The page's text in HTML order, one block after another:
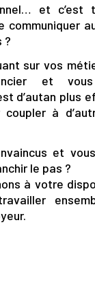
et c’est
communiquer
?
sur vos
et
d’autan plus
coupler à
et
le pas ?
à votre